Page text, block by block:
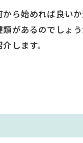
ら始めれば良いか
があるのでしょう
します。